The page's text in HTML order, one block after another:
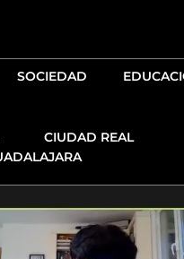
SOCIEDAD
CIUDAD REAL